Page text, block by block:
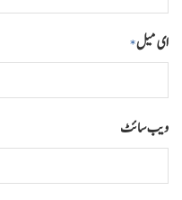
ای میل*
ویب‌ سائٹ